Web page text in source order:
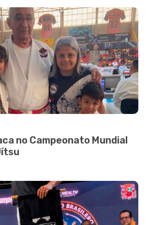
no Campeonato Mundial